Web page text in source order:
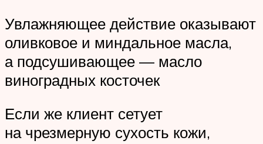
Увлажняющее действие оказывают
оливковое и миндальное масла,
а подсушивающее — масло
виноградных косточек
Если же клиент сетует
на чрезмерную сухость кожи,